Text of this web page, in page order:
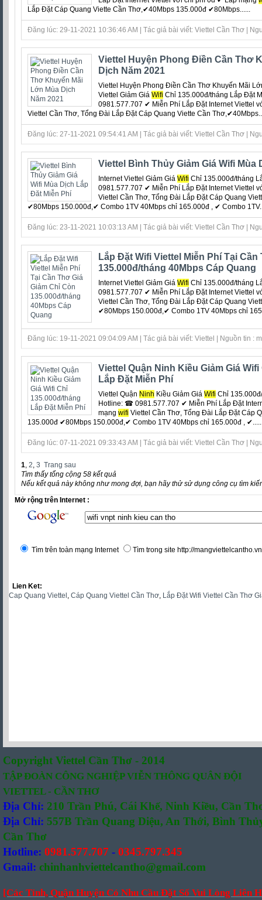
Lắp Đặt Cáp Quang Viette Cần Thơ,✔40Mbps 135.000đ ✔80Mbps......
Đăng lúc: 29-11-2021 10:36:46 AM | Tác giả bài viết: Viettel Cần Thơ |
Viettel Huyện Phong Điền Cần Thơ
Dịch Năm 2021
Viettel Huyện Phong Điền Cần Thơ Khuyến Mãi
Viettel Giảm Giá Wifi Chỉ 135.000đ/tháng Lắp
0981.577.707 ✔ Miễn Phí Lắp Đặt Internet Viettel
Viettel Cần Thơ, Tổng Đài Lắp Đặt Cáp Quang Viette Cần
Đăng lúc: 27-11-2021 09:54:41 AM | Tác giả bài viết: Viettel Cần Thơ |
Viettel Bình Thủy Giảm Giá Wifi Mùa
Internet Viettel Giảm Giá Wifi Chỉ 135.000đ/tháng
0981.577.707 ✔ Miễn Phí Lắp Đặt Internet Viettel
Viettel Cần Thơ, Tổng Đài Lắp Đặt Cáp Quang
✔80Mbps 150.000đ,✔ Combo 1TV 40Mbps chỉ 165.000đ , ✔ Combo
Đăng lúc: 23-11-2021 10:03:13 AM | Tác giả bài viết: Viettel Cần Thơ |
Lắp Đặt Wifi Viettel Miễn Phí Tại Cần
135.000đ/tháng 40Mbps Cáp Quang
Internet Viettel Giảm Giá Wifi Chỉ 135.000đ/tháng
0981.577.707 ✔ Miễn Phí Lắp Đặt Internet Viettel
Viettel Cần Thơ, Tổng Đài Lắp Đặt Cáp Quang
✔80Mbps 150.000đ,✔ Combo 1TV 40Mbps chỉ
Đăng lúc: 19-11-2021 09:04:09 AM | Tác giả bài viết: Viettel | Nguồn tin :
Viettel Quận Ninh Kiều Giảm Giá
Lắp Đặt Miễn Phí
Viettel Quận Ninh Kiều Giảm Giá Wifi Chỉ
Hotline: ☎ 0981.577.707 ✔ Miễn Phí Lắp Đặt
mạng wifi Viettel Cần Thơ, Tổng Đài Lắp Đặt Cáp
135.000đ ✔80Mbps 150.000đ,✔ Combo 1TV 40Mbps chỉ 165.000đ ,
Đăng lúc: 07-11-2021 09:33:43 AM | Tác giả bài viết: Viettel Cần Thơ |
1 2 3 Trang sau
Tìm thấy tổng cộng 58 kết quả
Nếu kết quả này không như mong đợi, bạn hãy thử sử dụng công cụ tìm
Mở rộng trên Internet :
Tìm trên toàn mạng Internet Tìm trong site http://mangviettelcantho.vn
Lien Ket:
Cap Quang Viettel , Cáp Quang Viettel Cần Thơ, Lắp Đặt Wifi Viettel Cần Thơ
Copyright Viettel Cần Thơ - 2014
TẬP ĐOÀN CÔNG NGHIỆP VIỄN THÔNG QUÂN ĐỘI
VIETTEL - CẦN THƠ
Địa Chỉ: 210 Trần Phú, Cái Khế, Ninh Kiều, Cần
Địa Chỉ: 557B Trần Quang Diệu, An Thới, Bình
Cần Thơ
Hotline: 0981.577.707 - 0345.797.345
Gmail: chinhanhviettelcantho@gmail.com
[Các Tỉnh, Quận Huyện Có Nhu Cầu Đặt Số Vui Lòng Liên